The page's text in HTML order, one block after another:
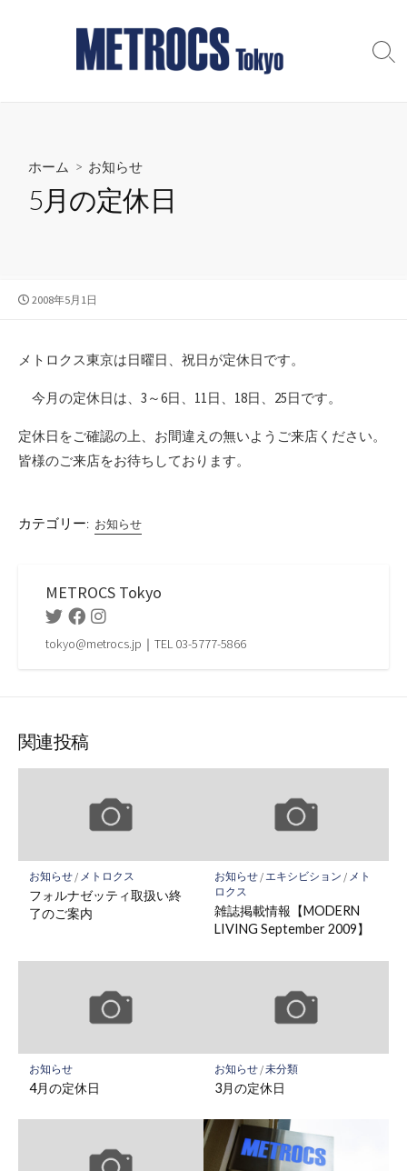
ツ
検
ホーム > お知らせ
5月の定休日
公
2008年5月1日
メトロクス東京は日曜日、祝日が定休日です。
今月の定休日は、3～6日、11日、18日、25日です。
定休日をご確認の上、お間違えの無いようご来店ください。
皆様のご来店をお待ちしております。
カテゴリー: お知らせ
METROCS Tokyo
TwitterFacebookInstagram
tokyo@metrocs.jp｜TEL 03-5777-5866
関連投稿
お知らせ/ メトロクス
フォルナゼッティ取扱い終
了のご案内
お知らせ/ エキシビション / メト
ロクス
雑誌掲載情報【MODERN
LIVING September 2009】
お知らせ
4月の定休日
お知らせ/未分類
3月の定休日